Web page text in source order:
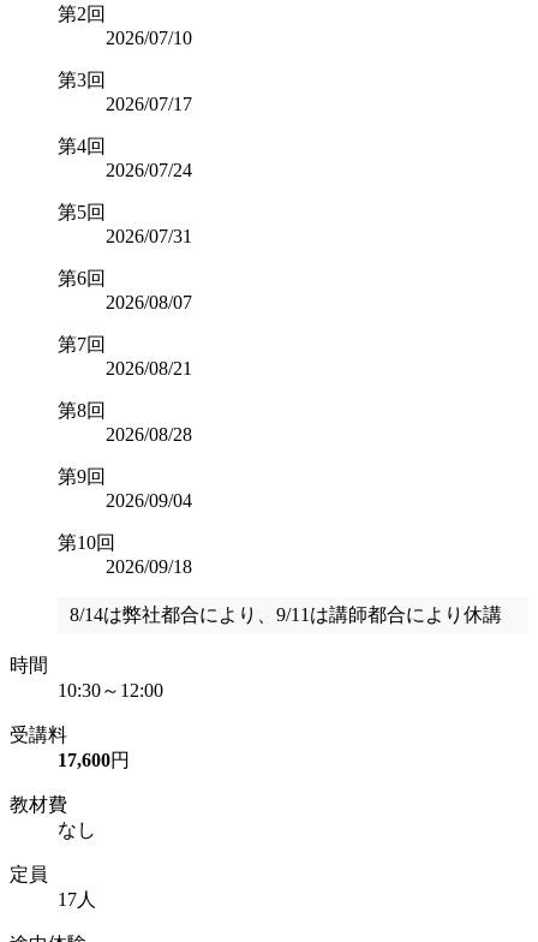
第2回
2026/07/10
第3回
2026/07/17
第4回
2026/07/24
第5回
2026/07/31
第6回
2026/08/07
第7回
2026/08/21
第8回
2026/08/28
第9回
2026/09/04
第10回
2026/09/18
8/14は弊社都合により、9/11は講師都合により休講
時間
10:30～12:00
受講料
17,600円
教材費
なし
定員
17人